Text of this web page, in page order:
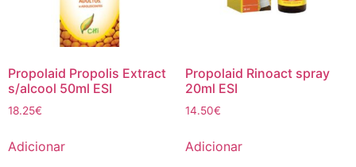
Propolaid Propolis Extract
s/alcool 50ml ESI
18.25€
Adicionar
Propolaid Rinoact spray
20ml ESI
14.50€
Adicionar